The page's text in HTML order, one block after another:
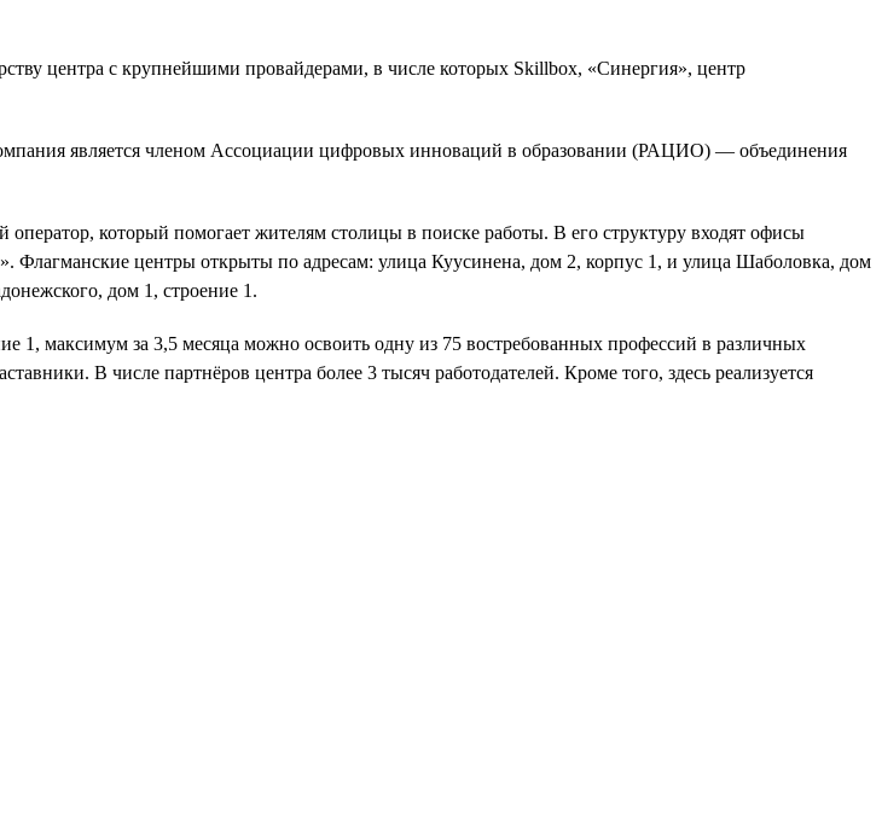
центра с крупнейшими провайдерами, в числе которых Skillbox, «Синергия», центр
является членом Ассоциации цифровых инноваций в образовании (РАЦИО) — объединения
который помогает жителям столицы в поиске работы. В его структуру входят офисы
Флагманские центры открыты по адресам: улица Куусинена, дом 2, корпус 1, и улица Шаболовка, дом
дом 1, строение 1.
1, максимум за 3,5 месяца можно освоить одну из 75 востребованных профессий в различных
В числе партнёров центра более 3 тысяч работодателей. Кроме того, здесь реализуется